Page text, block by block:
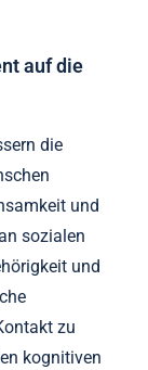
auf die
die
und
sozialen
und
zu
kognitiven